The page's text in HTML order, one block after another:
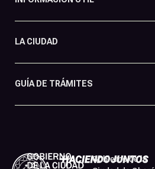
LA CIUDAD
GUÍA DE TRÁMITES
Gobierno de la